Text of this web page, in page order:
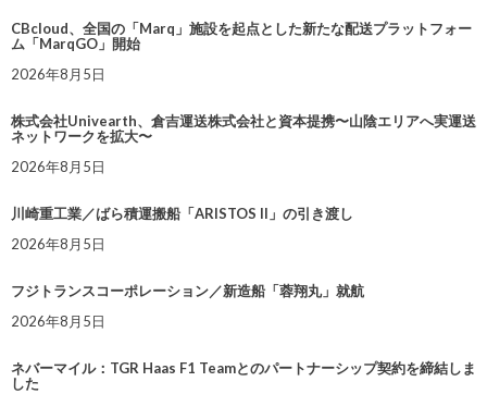
CBcloud、全国の「Marq」施設を起点とした新たな配送プラットフォー
ム「MarqGO」開始
2026年8月5日
株式会社Univearth、倉吉運送株式会社と資本提携〜山陰エリアへ実運送
ネットワークを拡大〜
2026年8月5日
川崎重工業／ばら積運搬船「ARISTOS II」の引き渡し
2026年8月5日
フジトランスコーポレーション／新造船「蓉翔丸」就航
2026年8月5日
ネバーマイル：TGR Haas F1 Teamとのパートナーシップ契約を締結しま
した